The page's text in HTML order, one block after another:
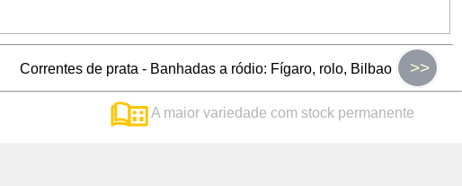
Correntes de prata - Banhadas a ródio: Fígaro, rolo, Bilbao >>
A maior variedade com stock permanente